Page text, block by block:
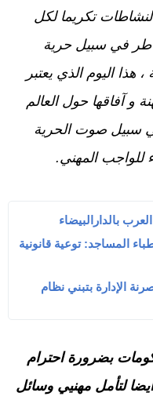
تكريما لكل
في سبيل حرية
اليوم الذي يعتبر
و آفاقها حول العالم
سبيل صوت الحرية
للواجب المهني.
بالدارالبيضاء
المساجد: توعية قانونية
الإدارة بتبني نظام
بضرورة احترام
لتأمل مهنيي وسائل